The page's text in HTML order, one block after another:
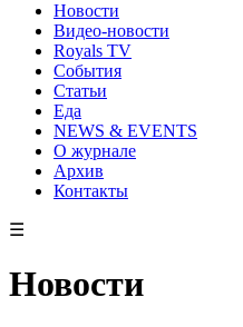
Новости
Видео-новости
Royals TV
События
Статьи
Еда
NEWS & EVENTS
О журнале
Архив
Контакты
☰
Новости